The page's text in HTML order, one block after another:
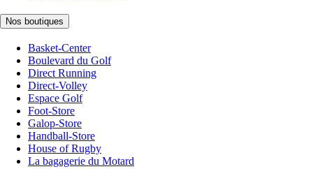
Nos boutiques
Basket-Center
Boulevard du Golf
Direct Running
Direct-Volley
Espace Golf
Foot-Store
Galop-Store
Handball-Store
House of Rugby
La bagagerie du Motard